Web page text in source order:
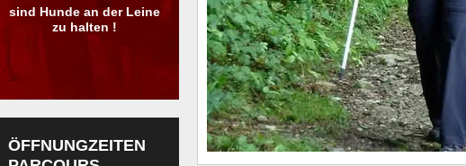
sind Hunde an der Leine
zu halten !
ÖFFNUNGZEITEN